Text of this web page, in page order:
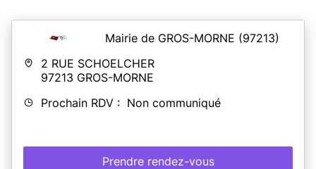
Mairie de GROS-MORNE (97213)
2 RUE SCHOELCHER
97213 GROS-MORNE
Prochain RDV : Non communiqué
Prendre rendez-vous